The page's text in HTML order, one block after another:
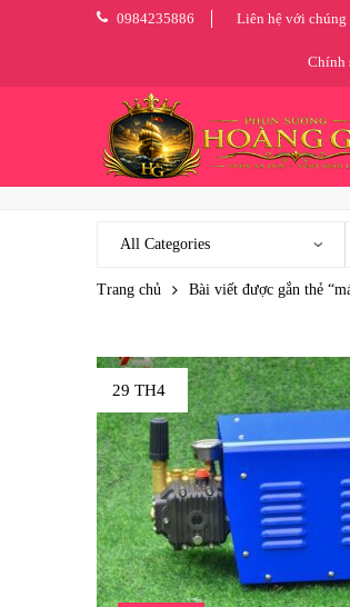
0984235886 Liên hệ với chúng
Chính
Trang chủ Bài viết được gắn thẻ
29 TH4